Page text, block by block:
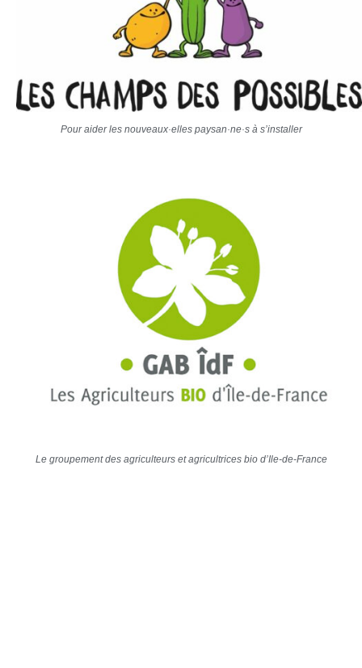
Pour aider les nouveaux·elles paysan·ne·s à s’installer
Le groupement des agriculteurs et agricultrices bio d’Ile-de-France